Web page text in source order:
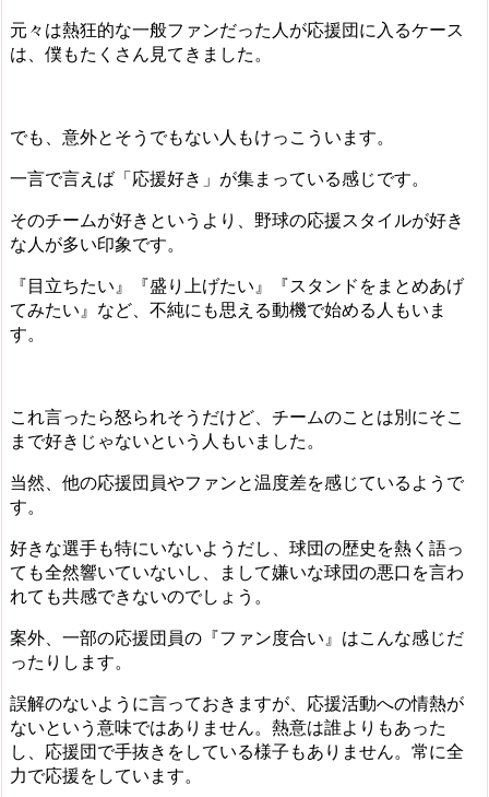
元々は熱狂的な一般ファンだった人が応援団に入るケース
は、僕もたくさん見てきました。
でも、意外とそうでもない人もけっこういます。
一言で言えば 「応援好き」が集まっている感じです。
そのチームが好きというより、野球の応援スタイルが好き
な人が多い印象です。
『目立ちたい』『盛り上げたい』『スタンドをまとめあげ
てみたい』など、不純にも思える動機で始める人もいま
す。
これ言ったら怒られそうだけど、チームのことは別にそこ
まで好きじゃないという人もいました。
当然、他の応援団員やファンと温度差を感じているようで
す。
好きな選手も特にいないようだし、球団の歴史を熱く語っ
ても全然響いていないし、まして嫌いな球団の悪口を言わ
れても共感できないのでしょう。
案外、一部の応援団員の『ファン度合い』はこんな感じだ
ったりします。
誤解のないように言っておきますが、 応援活動への情熱が
ないという意味ではありません。 熱意は誰よりもあった
し、応援団で手抜きをしている様子もありません。常に全
力で応援をしています。